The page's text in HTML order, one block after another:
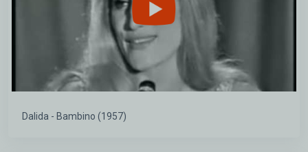
Dalida - Bambino (1957)